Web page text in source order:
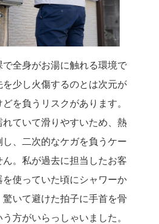
全身がお湯に触れる環境で
少し火傷するのとは次元が
を負うリスクがあります。
れていて滑りやすいため、熱
、二次的なケガを負うケー
。私が過去に担当したお客
使っていた頃にシャワーか
いて避けた拍子に手首を骨
方がいらっしゃいました。